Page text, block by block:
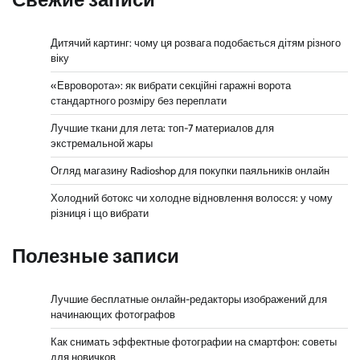
Дитячий картинг: чому ця розвага подобається дітям різного
віку
«Евроворота»: як вибрати секційні гаражні ворота
стандартного розміру без переплати
Лучшие ткани для лета: топ-7 материалов для
экстремальной жары
Огляд магазину Radioshop для покупки паяльників онлайн
Холодний ботокс чи холодне відновлення волосся: у чому
різниця і що вибрати
Полезные записи
Лучшие бесплатные онлайн-редакторы изображений для
начинающих фотографов
Как снимать эффектные фотографии на смартфон: советы
для новичков